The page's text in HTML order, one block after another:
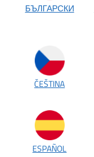
БЪЛГАРСКИ
ČEŠTINA
ESPAÑOL